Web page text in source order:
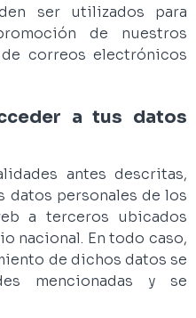
ser utilizados para
de nuestros
correos electrónicos
a tus datos
antes descritas,
datos personales de los
a terceros ubicados
nacional. En todo caso,
de dichos datos se
mencionadas y se